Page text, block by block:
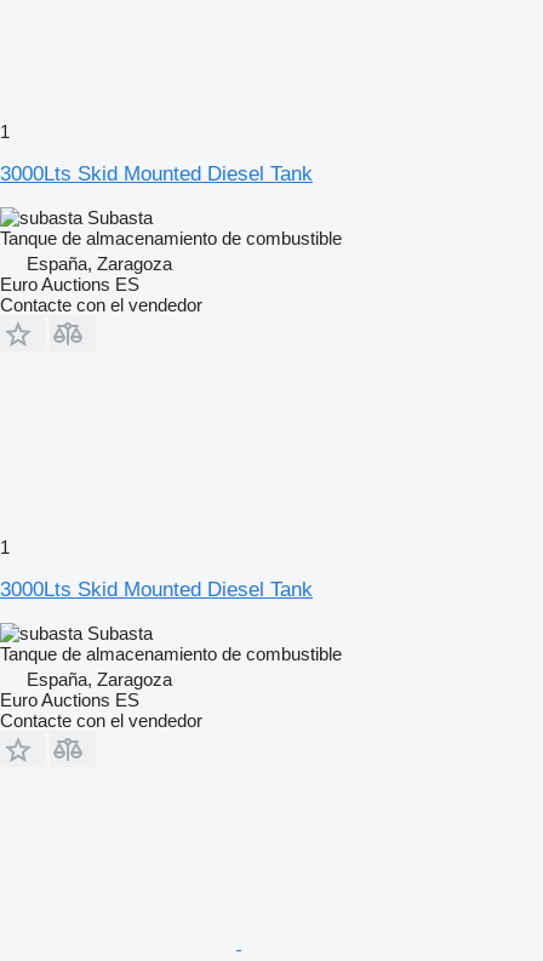
1
3000Lts Skid Mounted Diesel Tank
Subasta
Tanque de almacenamiento de combustible
España, Zaragoza
Euro Auctions ES
Contacte con el vendedor
1
3000Lts Skid Mounted Diesel Tank
Subasta
Tanque de almacenamiento de combustible
España, Zaragoza
Euro Auctions ES
Contacte con el vendedor